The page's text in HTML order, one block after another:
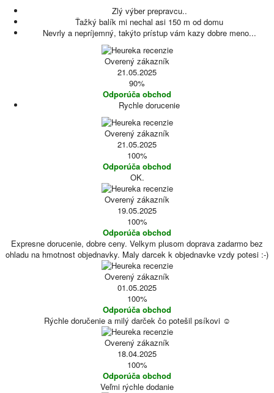
Zlý výber prepravcu..
Ťažký balík mi nechal asi 150 m od domu
Nevrly a nepríjemný, takýto prístup vám kazy dobre meno...
Overený zákazník
21.05.2025
90%
Odporúča obchod
Rychle dorucenie
Overený zákazník
21.05.2025
100%
Odporúča obchod
OK.
Overený zákazník
19.05.2025
100%
Odporúča obchod
Expresne dorucenie, dobre ceny. Velkym plusom doprava zadarmo bez
ohladu na hmotnost objednavky. Maly darcek k objednavke vzdy potesi :-)
Overený zákazník
01.05.2025
100%
Odporúča obchod
Rýchle doručenie a milý darček čo potešil psíkovi ☺️
Overený zákazník
18.04.2025
100%
Odporúča obchod
Veľmi rýchle dodanie